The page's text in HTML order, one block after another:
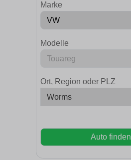
Marke
Modelle
Ort, Region oder PLZ
Auto finden